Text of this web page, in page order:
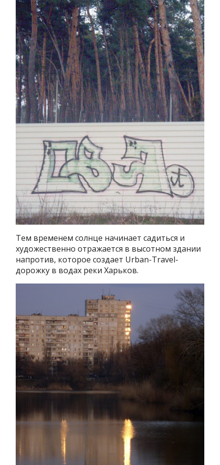
Тем временем солнце начинает садиться и
художественно отражается в высотном здании
напротив, которое создает Urban-Travel-
дорожку в водах реки Харьков.